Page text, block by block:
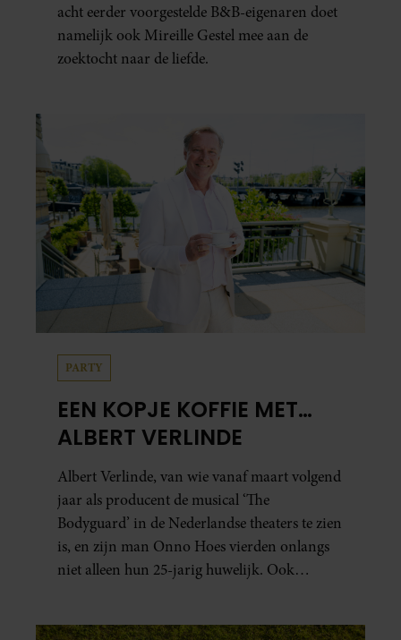
acht eerder voorgestelde B&B-eigenaren doet
namelijk ook Mireille Gestel mee aan de
zoektocht naar de liefde.
PARTY
EEN KOPJE KOFFIE MET…
ALBERT VERLINDE
Albert Verlinde, van wie vanaf maart volgend
jaar als producent de musical ‘The
Bodyguard’ in de Nederlandse theaters te zien
is, en zijn man Onno Hoes vierden onlangs
niet alleen hun 25-jarig huwelijk. Ook